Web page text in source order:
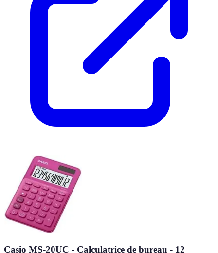
Casio MS-20UC - Calculatrice de bureau - 12